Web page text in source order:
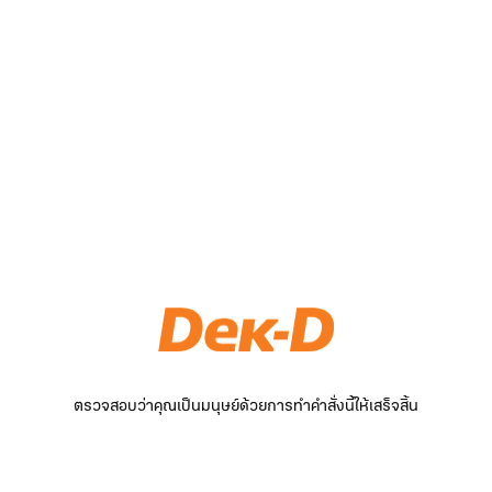
ตรวจสอบว่าคุณเป็นมนุษย์ด้วยการทำคำสั่งนี้ให้เสร็จสิ้น